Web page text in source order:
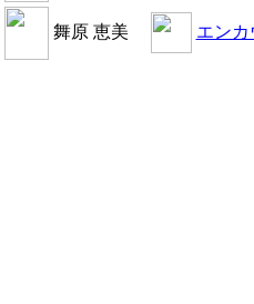
舞原 恵美 エン